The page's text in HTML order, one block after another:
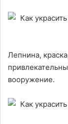
Лепнина,
вооружение.